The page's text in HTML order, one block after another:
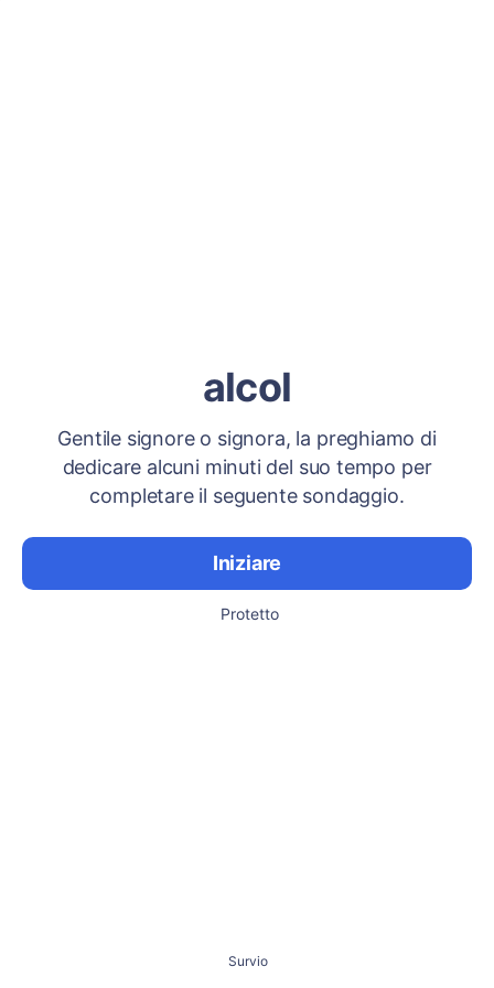
alcol
Gentile signore o signora, la preghiamo di
dedicare alcuni minuti del suo tempo per
completare il seguente sondaggio.
Iniziare
Protetto
Survio